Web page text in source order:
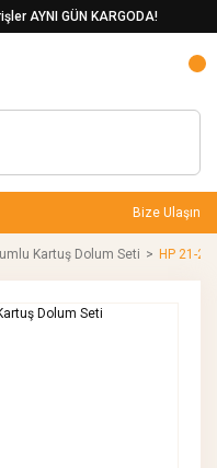
AYNI GÜN KARGODA!
Bize Ulaşın
Kartuş Dolum Seti HP 21-